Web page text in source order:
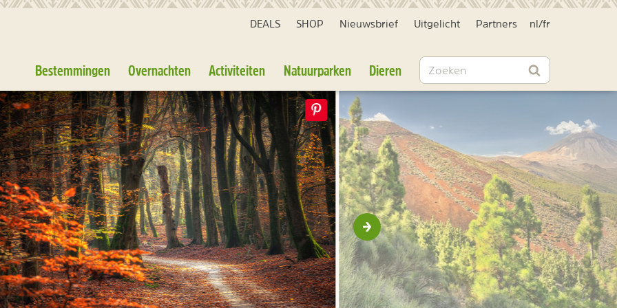
DEALS SHOP Nieuwsbrief Uitgelicht Partners nl /fr
Bestemmingen Overnachten Activiteiten Natuurparken Dieren Zoeken
Zoeken
Volgende